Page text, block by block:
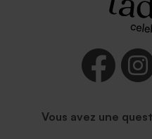
Vous avez une